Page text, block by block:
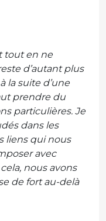
tout en ne
d’autant plus
la suite d’une
prendre du
particulières. Je
dans les
liens qui nous
avec
nous avons
de fort au-delà